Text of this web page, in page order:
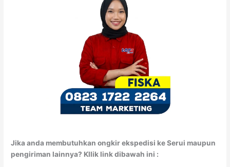
Jika anda membutuhkan ongkir ekspedisi ke Serui maupun
pengiriman lainnya? Kllik link dibawah ini :